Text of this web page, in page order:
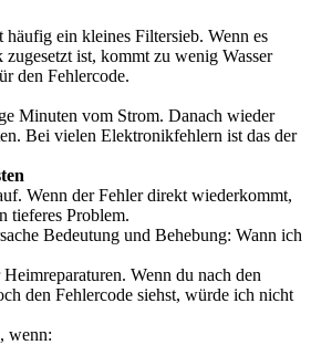
häufig ein kleines Filtersieb. Wenn es
ist, kommt zu wenig Wasser
den Fehlercode.
Minuten vom Strom. Danach wieder
Bei vielen Elektronikfehlern ist das der
Wenn der Fehler direkt wiederkommt,
tieferes Problem.
Bedeutung und Behebung: Wann ich
Wenn du nach den
den Fehlercode siehst, würde ich nicht
wenn: